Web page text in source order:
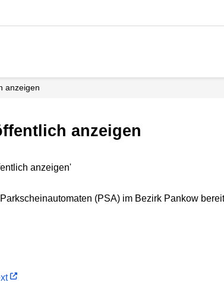
anzeigen
anzeigen
(PSA) im Bezirk Pankow